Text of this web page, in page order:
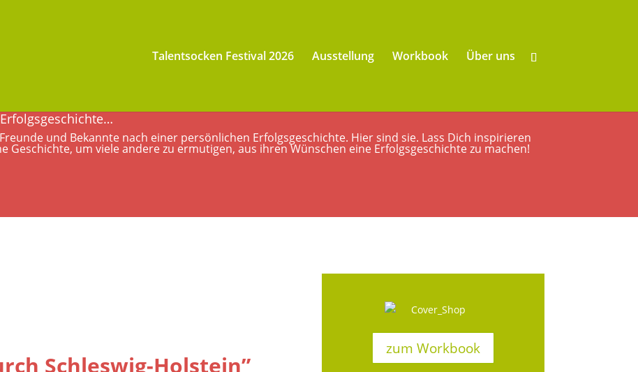
Talentsocken Festival 2026 Ausstellung Workbook Über uns
und Bekannte nach einer persönlichen Erfolgsgeschichte. Hier sind sie. Lass Dich inspirieren
Geschichte, um viele andere zu ermutigen, aus ihren Wünschen eine Erfolgsgeschichte zu machen!
Schleswig-Holstein”
zum Workbook